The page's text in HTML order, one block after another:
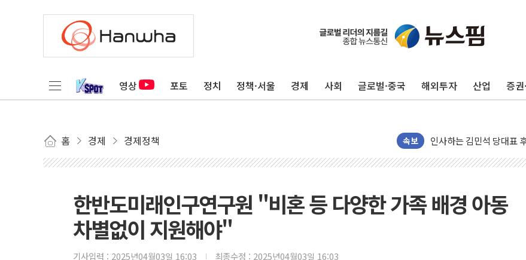
영상 포토 정치 정책·서울 경제 사회 글로벌·중국 해외투자 산업 증권
홈 경제 경제정책 속보
포항시 재난예산 40억
[종합] 김민석, 정청래에
인천 합동연설회 나선 송
인사하는 김민석 당대표
[속보] 민주, 제주·인천
[속보] 민주, 제주 경선
이번주 국내 주요 금융일
美, 이란전 출구전략 만
강릉·동해·삼척 시간당
한반도미래인구연구원 "비혼 등 다양한 가족 배경 아동
차별없이 지원해야"
기사입력 : 2025년04월03일 16:03 최종수정 : 2025년04월03일 16:03